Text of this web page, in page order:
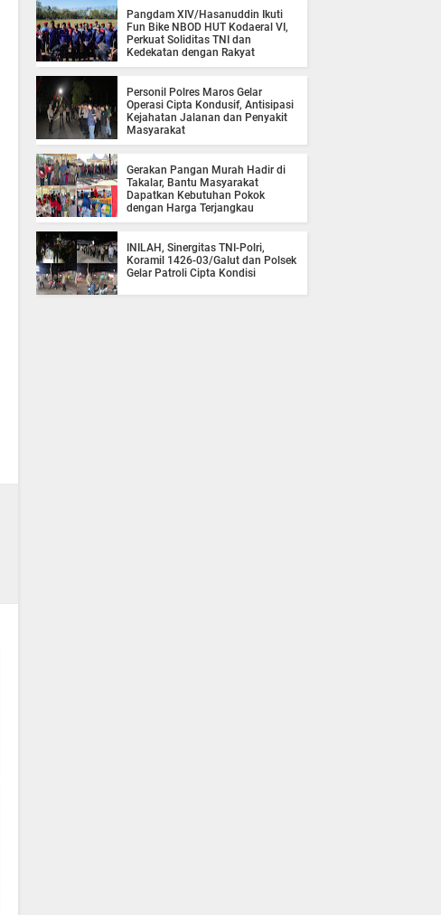
Pangdam XIV/Hasanuddin Ikuti
Fun Bike NBOD HUT Kodaeral VI,
Perkuat Soliditas TNI dan
Kedekatan dengan Rakyat
Personil Polres Maros Gelar
Operasi Cipta Kondusif, Antisipasi
Kejahatan Jalanan dan Penyakit
Masyarakat
Gerakan Pangan Murah Hadir di
Takalar, Bantu Masyarakat
Dapatkan Kebutuhan Pokok
dengan Harga Terjangkau
INILAH, Sinergitas TNI-Polri,
Koramil 1426-03/Galut dan Polsek
Gelar Patroli Cipta Kondisi